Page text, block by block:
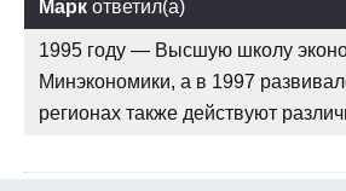
Марк ответил(а)
1995 году — Высшую школу
Минэкономики, а в 1997
регионах также действуют